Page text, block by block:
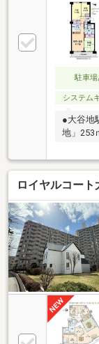
坪）・
好・落
た全居
の高い
履歴
換・リ
駐車場
システム
●大谷地
地」253
ウンタ
ントラ
(令和2
詳 ◇ユニットバス交換 ◇LD・ホール床フローリン
グ貼替
サー交
●敷地内
屋外ト
止しま
での引
ロイヤルコー